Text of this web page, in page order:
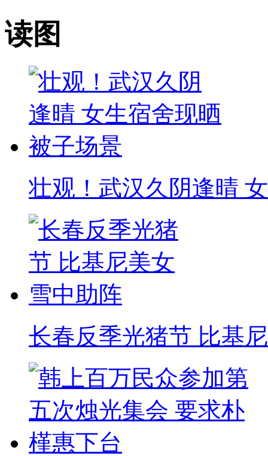
读图
壮观！武汉久阴逢晴
长春反季光猪节 比基